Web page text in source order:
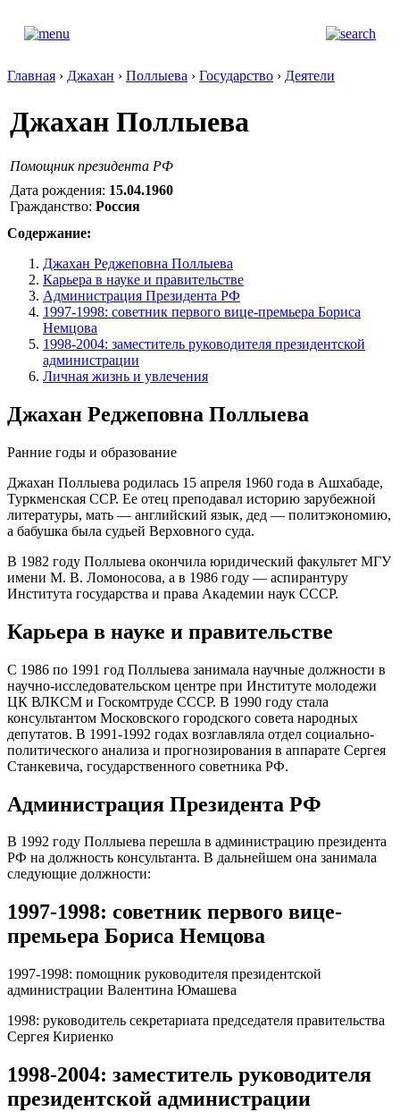
Главная › Джахан › Поллыева › Государство › Деятели
Джахан Поллыева
Помощник президента РФ
Дата рождения: 15.04.1960
Гражданство: Россия
Содержание:
Джахан Реджеповна Поллыева
Карьера в науке и правительстве
Администрация Президента РФ
1997-1998: советник первого вице-премьера Бориса
Немцова
1998-2004: заместитель руководителя президентской
администрации
Личная жизнь и увлечения
Джахан Реджеповна Поллыева
Ранние годы и образование
Джахан Поллыева родилась 15 апреля 1960 года в Ашхабаде,
Туркменская ССР. Ее отец преподавал историю зарубежной
литературы, мать — английский язык, дед — политэкономию,
а бабушка была судьей Верховного суда.
В 1982 году Поллыева окончила юридический факультет МГУ
имени М. В. Ломоносова, а в 1986 году — аспирантуру
Института государства и права Академии наук СССР.
Карьера в науке и правительстве
С 1986 по 1991 год Поллыева занимала научные должности в
научно-исследовательском центре при Институте молодежи
ЦК ВЛКСМ и Госкомтруде СССР. В 1990 году стала
консультантом Московского городского совета народных
депутатов. В 1991-1992 годах возглавляла отдел социально-
политического анализа и прогнозирования в аппарате Сергея
Станкевича, государственного советника РФ.
Администрация Президента РФ
В 1992 году Поллыева перешла в администрацию президента
РФ на должность консультанта. В дальнейшем она занимала
следующие должности:
1997-1998: советник первого вице-
премьера Бориса Немцова
1997-1998: помощник руководителя президентской
администрации Валентина Юмашева
1998: руководитель секретариата председателя правительства
Сергея Кириенко
1998-2004: заместитель руководителя
президентской администрации